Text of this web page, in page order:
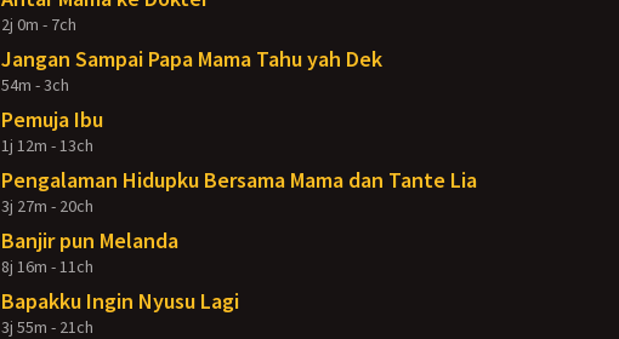
2j 0m - 7ch
Jangan Sampai Papa Mama Tahu yah Dek
54m - 3ch
Pemuja Ibu
1j 12m - 13ch
Pengalaman Hidupku Bersama Mama dan Tante Lia
3j 27m - 20ch
Banjir pun Melanda
8j 16m - 11ch
Bapakku Ingin Nyusu Lagi
3j 55m - 21ch